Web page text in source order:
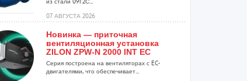
07 АВГУСТА 2026
Новинка — приточная
вентиляционная установка
ZILON ZPW-N 2000 INT EC
Серия построена на вентиляторах с EC-
двигателями, что обеспечивает...